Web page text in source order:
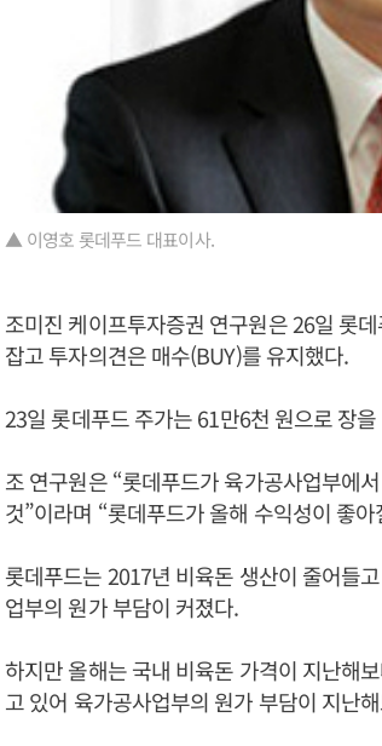
▲ 이영호 롯데푸드 대표이사.
조미진 케이프투자증권 연구원은 26일 롯
잡고 투자의견은 매수(BUY)를 유지했다.
23일 롯데푸드 주가는 61만6천 원으로 장
조 연구원은 “롯데푸드가 육가공사업부에
것”이라며 “롯데푸드가 올해 수익성이 좋
롯데푸드는 2017년 비육돈 생산이 줄어들
업부의 원가 부담이 커졌다.
하지만 올해는 국내 비육돈 가격이 지난해
고 있어 육가공사업부의 원가 부담이 지난